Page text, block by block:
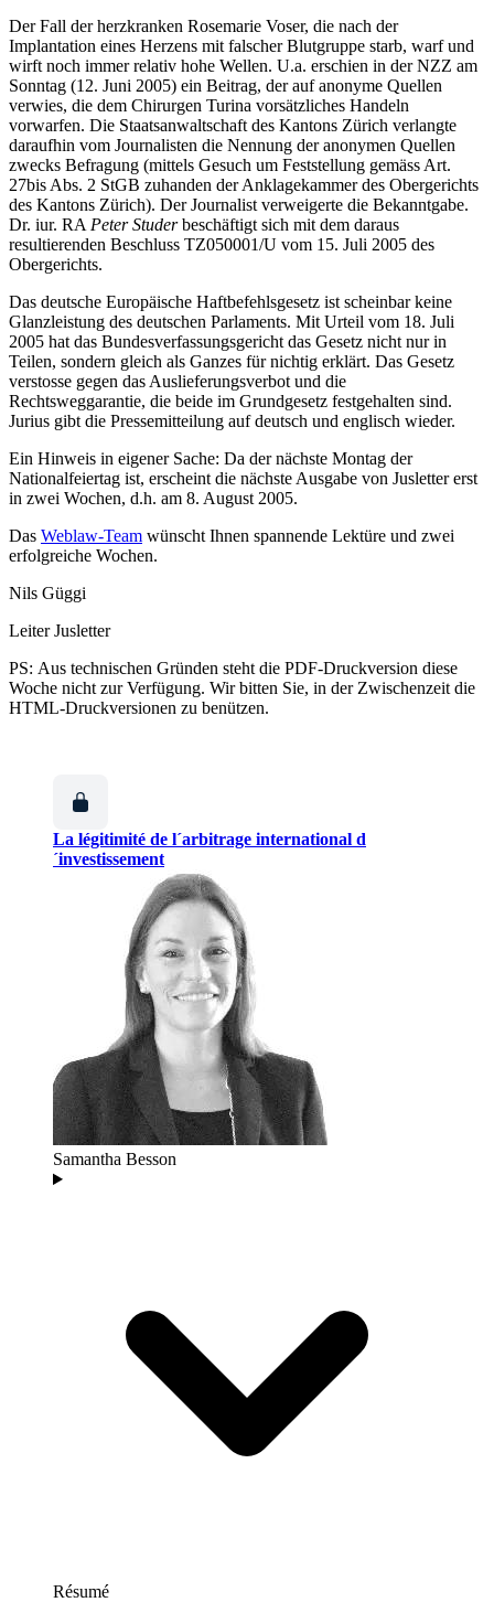
Der Fall der herzkranken Rosemarie Voser, die nach der
Implantation eines Herzens mit falscher Blutgruppe starb, warf und
wirft noch immer relativ hohe Wellen. U.a. erschien in der NZZ am
Sonntag (12. Juni 2005) ein Beitrag, der auf anonyme Quellen
verwies, die dem Chirurgen Turina vorsätzliches Handeln
vorwarfen. Die Staatsanwaltschaft des Kantons Zürich verlangte
daraufhin vom Journalisten die Nennung der anonymen Quellen
zwecks Befragung (mittels Gesuch um Feststellung gemäss Art.
27bis Abs. 2 StGB zuhanden der Anklagekammer des Obergerichts
des Kantons Zürich). Der Journalist verweigerte die Bekanntgabe.
Dr. iur. RA Peter Studerbeschäftigt sich mit dem daraus
resultierenden Beschluss TZ050001/U vom 15. Juli 2005 des
Obergerichts.
Das deutsche Europäische Haftbefehlsgesetz ist scheinbar keine
Glanzleistung des deutschen Parlaments. Mit Urteil vom 18. Juli
2005 hat das Bundesverfassungsgericht das Gesetz nicht nur in
Teilen, sondern gleich als Ganzes für nichtig erklärt. Das Gesetz
verstosse gegen das Auslieferungsverbot und die
Rechtsweggarantie, die beide im Grundgesetz festgehalten sind.
Jurius gibt die Pressemitteilung auf deutsch und englisch wieder.
Ein Hinweis in eigener Sache: Da der nächste Montag der
Nationalfeiertag ist, erscheint die nächste Ausgabe von Jusletter erst
in zwei Wochen, d.h. am 8. August 2005.
Das Weblaw-Team wünscht Ihnen spannende Lektüre und zwei
erfolgreiche Wochen.
Nils Güggi
Leiter Jusletter
PS: Aus technischen Gründen steht die PDF-Druckversion diese
Woche nicht zur Verfügung. Wir bitten Sie, in der Zwischenzeit die
HTML-Druckversionen zu benützen.
La légitimité de l´arbitrage international d
´investissement
Samantha Besson
Résumé